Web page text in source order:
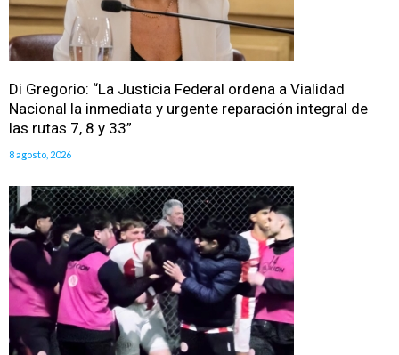
Di Gregorio: “La Justicia Federal ordena a Vialidad
Nacional la inmediata y urgente reparación integral de
las rutas 7, 8 y 33”
8 agosto, 2026